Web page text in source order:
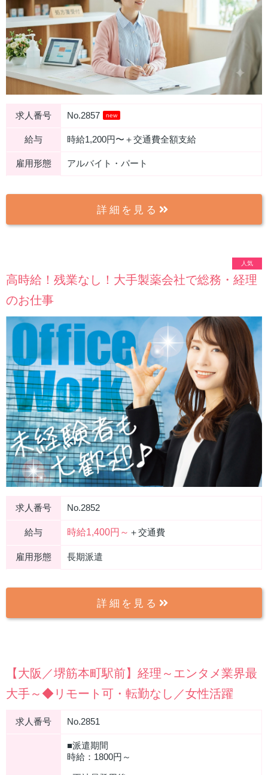
求人番号 No.2857 new
給与 時給1,200円〜＋交通費全額支給
雇用形態 アルバイト・パート
詳細を見る
人気
高時給！残業なし！大手製薬会社で総務・経理
のお仕事
求人番号 No.2852
給与 時給1,400円～ ＋交通費
雇用形態 長期派遣
詳細を見る
【大阪／堺筋本町駅前】経理～エンタメ業界最
大手～◆リモート可・転勤なし／女性活躍
求人番号 No.2851
■派遣期間
時給：1800円～